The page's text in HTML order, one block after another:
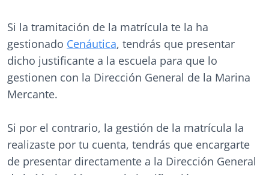
Si la tramitación de la matrícula te la ha
gestionado Cenáutica, tendrás que presentar
dicho justificante a la escuela para que lo
gestionen con la Dirección General de la Marina
Mercante.
Si por el contrario, la gestión de la matrícula la
realizaste por tu cuenta, tendrás que encargarte
de presentar directamente a la Dirección General